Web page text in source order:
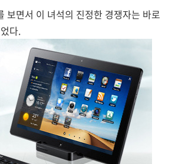
보면서 이 녀석의 진정한 경쟁자는 바로
다.